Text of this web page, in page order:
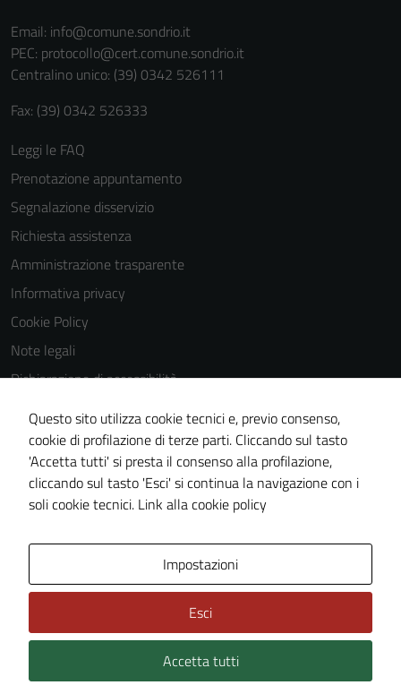
Email: info@comune.sondrio.it
PEC: protocollo@cert.comune.sondrio.it
Centralino unico: (39) 0342 526111
Fax: (39) 0342 526333
Leggi le FAQ
Prenotazione appuntamento
Segnalazione disservizio
Richiesta assistenza
Amministrazione trasparente
Informativa privacy
Cookie Policy
Note legali
Dichiarazione di accessibilità
Dichiarazione di accessibilità Servizi
Whistleblowing
Piano di miglioramento del sito
Area riservata
Technical Design s.r.l.
Questo sito utilizza cookie tecnici e, previo consenso,
cookie di profilazione di terze parti. Cliccando sul tasto
'Accetta tutti' si presta il consenso alla profilazione,
cliccando sul tasto 'Esci' si continua la navigazione con i
soli cookie tecnici. Link alla cookie policy
Impostazioni
Esci
Accetta tutti